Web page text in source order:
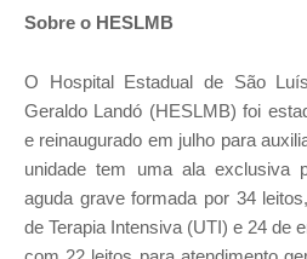
Sobre o HESLMB
O Hospital Estadual de São
Geraldo Landó (HESLMB) foi
e reinaugurado em julho para
unidade tem uma ala exclusiva
aguda grave formada por 34
de Terapia Intensiva (UTI) e 24 de